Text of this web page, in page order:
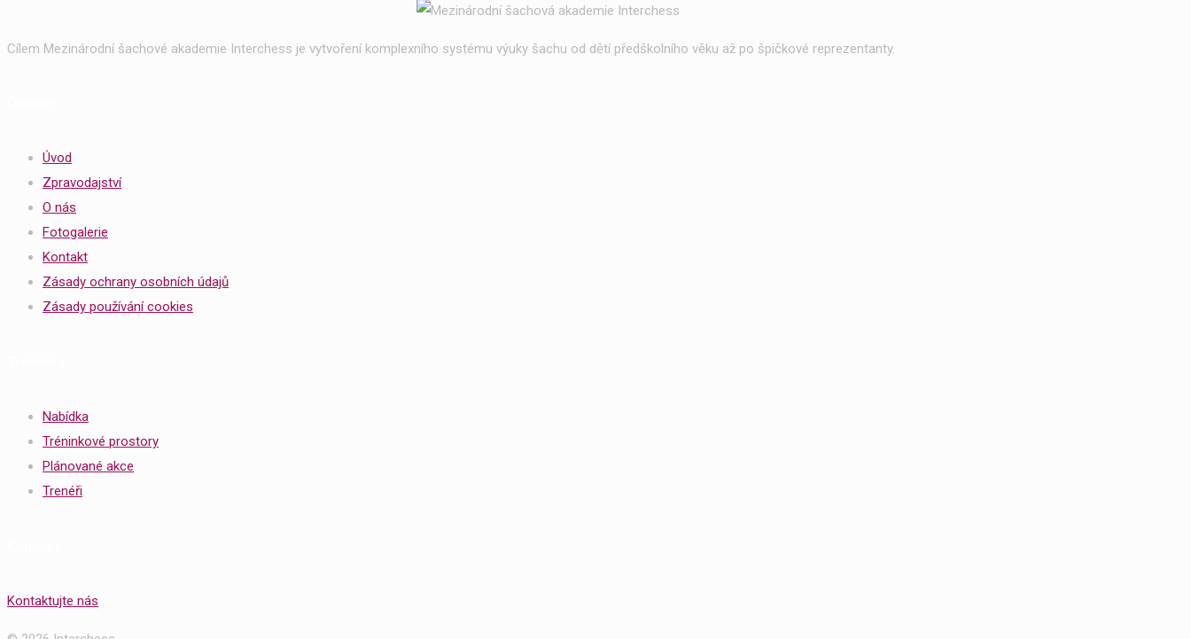
Cílem Mezinárodní šachové akademie Interchess je vytvoření komplexního systému výuky šachu od dětí předškolního věku až po špičkové reprezentanty.
Úvod
Zpravodajství
O nás
Fotogalerie
Kontakt
Zásady ochrany osobních údajů
Zásady používání cookies
Nabídka
Tréninkové prostory
Plánované akce
Trenéři
Kontaktujte nás